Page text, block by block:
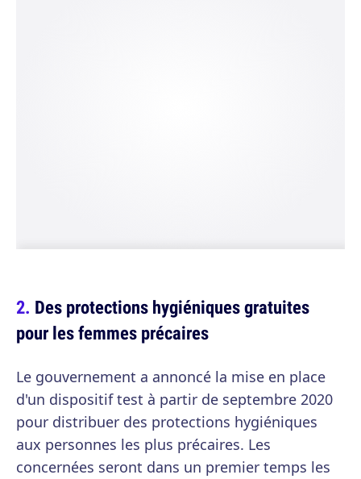
Des protections hygiéniques gratuites
pour les femmes précaires
Le gouvernement a annoncé la mise en place
d'un dispositif test à partir de septembre 2020
pour distribuer des protections hygiéniques
aux personnes les plus précaires. Les
concernées seront dans un premier temps les